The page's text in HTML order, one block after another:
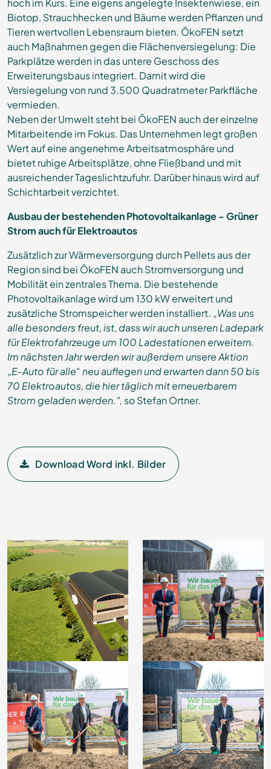
hoch im Kurs. Eine eigens angelegte Insektenwiese, ein
Biotop, Strauchhecken und Bäume werden Pflanzen und
Tieren wertvollen Lebensraum bieten. ÖkoFEN setzt
auch Maßnahmen gegen die Flächenversiegelung: Die
Parkplätze werden in das untere Geschoss des
Erweiterungsbaus integriert. Damit wird die
Versiegelung von rund 3.500 Quadratmeter Parkfläche
vermieden.
Neben der Umwelt steht bei ÖkoFEN auch der einzelne
Mitarbeitende im Fokus. Das Unternehmen legt großen
Wert auf eine angenehme Arbeitsatmosphäre und
bietet ruhige Arbeitsplätze, ohne Fließband und mit
ausreichender Tageslichtzufuhr. Darüber hinaus wird auf
Schichtarbeit verzichtet.
Ausbau der bestehenden Photovoltaikanlage - Grüner
Strom auch für Elektroautos
Zusätzlich zur Wärmeversorgung durch Pellets aus der
Region sind bei ÖkoFEN auch Stromversorgung und
Mobilität ein zentrales Thema. Die bestehende
Photovoltaikanlage wird um 130 kW erweitert und
zusätzliche Stromspeicher werden installiert. „Was uns
alle besonders freut, ist, dass wir auch unseren Ladepark
für Elektrofahrzeuge um 100 Ladestationen erweitern.
Im nächsten Jahr werden wir außerdem unsere Aktion
„E-Auto für alle“ neu auflegen und erwarten dann 50 bis
70 Elektroautos, die hier täglich mit erneuerbarem
Strom geladen werden.", so Stefan Ortner.
Download Word inkl. Bilder